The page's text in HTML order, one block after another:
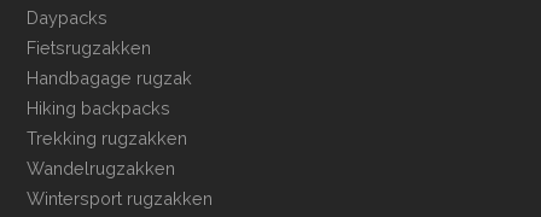
Daypacks
Fietsrugzakken
Handbagage rugzak
Hiking backpacks
Trekking rugzakken
Wandelrugzakken
Wintersport rugzakken